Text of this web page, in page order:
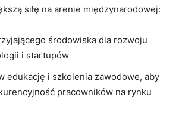
siłę na arenie międzynarodowej:
środowiska dla rozwoju
i startupów
edukację i szkolenia‌ zawodowe, aby
​pracowników na rynku